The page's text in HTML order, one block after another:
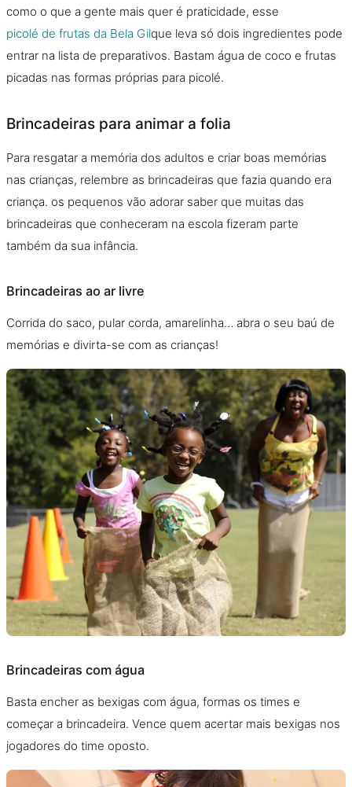
como o que a gente mais quer é praticidade, esse
picolé de frutas da Bela Gilque leva só dois ingredientes pode
entrar na lista de preparativos. Bastam água de coco e frutas
picadas nas formas próprias para picolé.
Brincadeiras para animar a folia
Para resgatar a memória dos adultos e criar boas memórias
nas crianças, relembre as brincadeiras que fazia quando era
criança. os pequenos vão adorar saber que muitas das
brincadeiras que conheceram na escola fizeram parte
também da sua infância.
Brincadeiras ao ar livre
Corrida do saco, pular corda, amarelinha… abra o seu baú de
memórias e divirta-se com as crianças!
Brincadeiras com água
Basta encher as bexigas com água, formas os times e
começar a brincadeira. Vence quem acertar mais bexigas nos
jogadores do time oposto.